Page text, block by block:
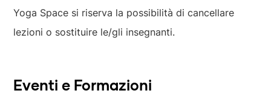
Yoga Space si riserva la possibilità di cancellare
lezioni o sostituire le/gli insegnanti.
Eventi e Formazioni